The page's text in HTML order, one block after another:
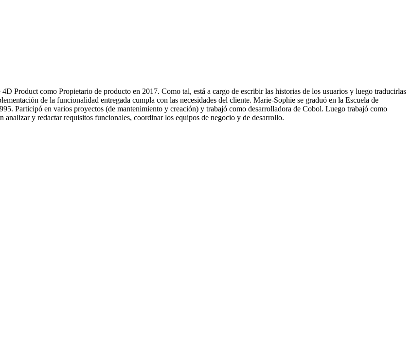
Product como Propietario de producto en 2017. Como tal, está a cargo de escribir las historias de los usuarios y luego traducirlas
de la funcionalidad entregada cumpla con las necesidades del cliente. Marie-Sophie se graduó en la Escuela de
Participó en varios proyectos (de mantenimiento y creación) y trabajó como desarrolladora de Cobol. Luego trabajó como
y redactar requisitos funcionales, coordinar los equipos de negocio y de desarrollo.